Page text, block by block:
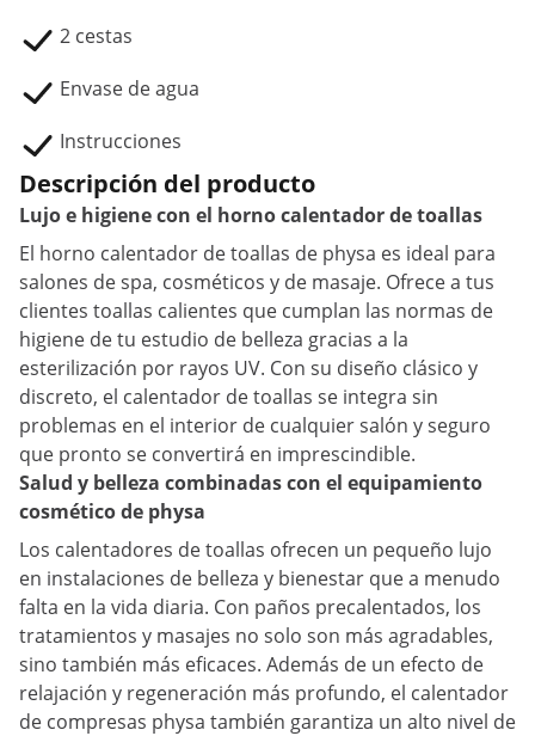
2 cestas
Envase de agua
Instrucciones
Descripción del producto
Lujo e higiene con el horno calentador de toallas
El horno calentador de toallas de physa es ideal para
salones de spa, cosméticos y de masaje. Ofrece a tus
clientes toallas calientes que cumplan las normas de
higiene de tu estudio de belleza gracias a la
esterilización por rayos UV. Con su diseño clásico y
discreto, el calentador de toallas se integra sin
problemas en el interior de cualquier salón y seguro
que pronto se convertirá en imprescindible.
Salud y belleza combinadas con el equipamiento
cosmético de physa
Los calentadores de toallas ofrecen un pequeño lujo
en instalaciones de belleza y bienestar que a menudo
falta en la vida diaria. Con paños precalentados, los
tratamientos y masajes no solo son más agradables,
sino también más eficaces. Además de un efecto de
relajación y regeneración más profundo, el calentador
de compresas physa también garantiza un alto nivel de